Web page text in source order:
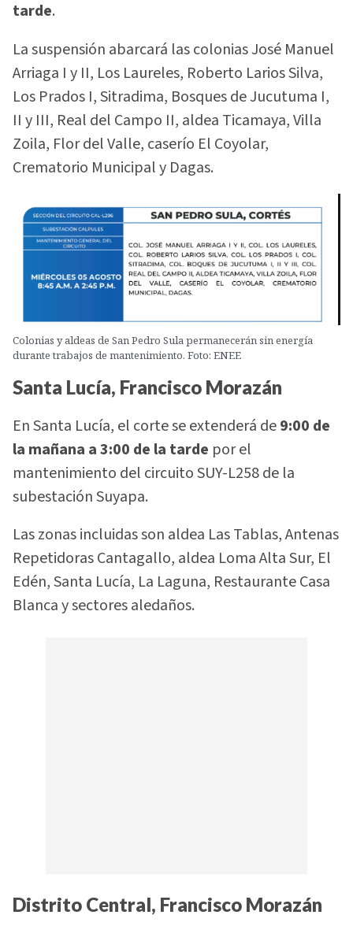
tarde.
La suspensión abarcará las colonias José Manuel
Arriaga I y II, Los Laureles, Roberto Larios Silva,
Los Prados I, Sitradima, Bosques de Jucutuma I,
II y III, Real del Campo II, aldea Ticamaya, Villa
Zoila, Flor del Valle, caserío El Coyolar,
Crematorio Municipal y Dagas.
Colonias y aldeas de San Pedro Sula permanecerán sin energía
durante trabajos de mantenimiento. Foto: ENEE
Santa Lucía, Francisco Morazán
En Santa Lucía, el corte se extenderá de9:00 de
la mañana a 3:00 de la tarde por el
mantenimiento del circuito SUY-L258 de la
subestación Suyapa.
Las zonas incluidas son aldea Las Tablas, Antenas
Repetidoras Cantagallo, aldea Loma Alta Sur, El
Edén, Santa Lucía, La Laguna, Restaurante Casa
Blanca y sectores aledaños.
Distrito Central, Francisco Morazán